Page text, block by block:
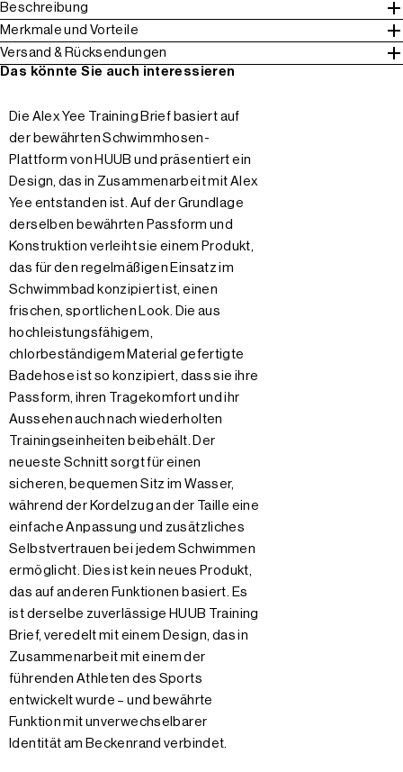
Beschreibung
Merkmale und Vorteile
Versand & Rücksendungen
Das könnte Sie auch interessieren
Die Alex Yee Training Brief basiert auf
der bewährten Schwimmhosen-
Plattform von HUUB und präsentiert ein
Design, das in Zusammenarbeit mit Alex
Yee entstanden ist. Auf der Grundlage
derselben bewährten Passform und
Konstruktion verleiht sie einem Produkt,
das für den regelmäßigen Einsatz im
Schwimmbad konzipiert ist, einen
frischen, sportlichen Look. Die aus
hochleistungsfähigem,
chlorbeständigem Material gefertigte
Badehose ist so konzipiert, dass sie ihre
Passform, ihren Tragekomfort und ihr
Aussehen auch nach wiederholten
Trainingseinheiten beibehält. Der
neueste Schnitt sorgt für einen
sicheren, bequemen Sitz im Wasser,
während der Kordelzug an der Taille eine
einfache Anpassung und zusätzliches
Selbstvertrauen bei jedem Schwimmen
ermöglicht. Dies ist kein neues Produkt,
das auf anderen Funktionen basiert. Es
ist derselbe zuverlässige HUUB Training
Brief, veredelt mit einem Design, das in
Zusammenarbeit mit einem der
führenden Athleten des Sports
entwickelt wurde – und bewährte
Funktion mit unverwechselbarer
Identität am Beckenrand verbindet.